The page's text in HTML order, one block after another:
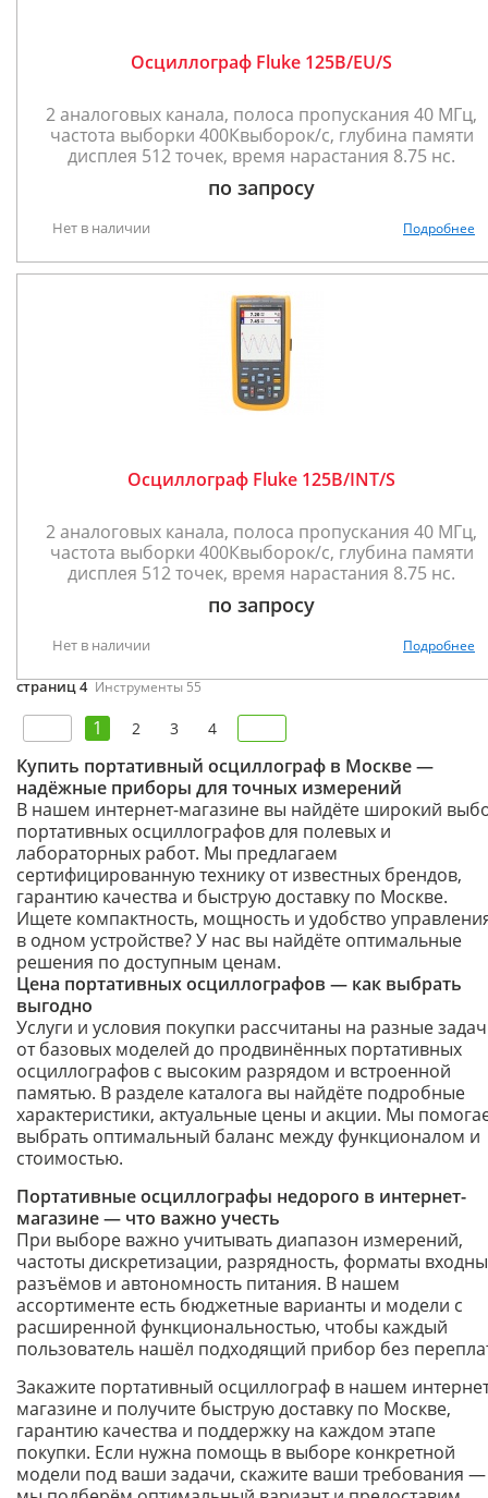
Осциллограф Fluke 125B/EU/S
2 аналоговых канала, полоса пропускания 40 МГц,
частота выборки 400Квыборок/с, глубина памяти
дисплея 512 точек, время нарастания 8.75 нс.
по запросу
Нет в наличии Подробнее
Осциллограф Fluke 125B/INT/S
2 аналоговых канала, полоса пропускания 40 МГц,
частота выборки 400Квыборок/с, глубина памяти
дисплея 512 точек, время нарастания 8.75 нс.
по запросу
Нет в наличии Подробнее
страниц 4 Инструменты 55
1 2 3 4
Купить портативный осциллограф в Москве —
надёжные приборы для точных измерений
В нашем интернет-магазине вы найдёте широкий
портативных осциллографов для полевых и
лабораторных работ. Мы предлагаем
сертифицированную технику от известных брендов,
гарантию качества и быструю доставку по Москве.
Ищете компактность, мощность и удобство
в одном устройстве? У нас вы найдёте оптимальные
решения по доступным ценам.
Цена портативных осциллографов — как выбрать
выгодно
Услуги и условия покупки рассчитаны на разные
от базовых моделей до продвинённых портативных
осциллографов с высоким разрядом и встроенной
памятью. В разделе каталога вы найдёте подробные
характеристики, актуальные цены и акции. Мы
выбрать оптимальный баланс между функционалом и
стоимостью.
Портативные осциллографы недорого в интернет-
магазине — что важно учесть
При выборе важно учитывать диапазон измерений,
частоты дискретизации, разрядность, форматы
разъёмов и автономность питания. В нашем
ассортименте есть бюджетные варианты и модели с
расширенной функциональностью, чтобы каждый
пользователь нашёл подходящий прибор без
Закажите портативный осциллограф в нашем
магазине и получите быструю доставку по Москве,
гарантию качества и поддержку на каждом этапе
покупки. Если нужна помощь в выборе конкретной
модели под ваши задачи, скажите ваши требования —